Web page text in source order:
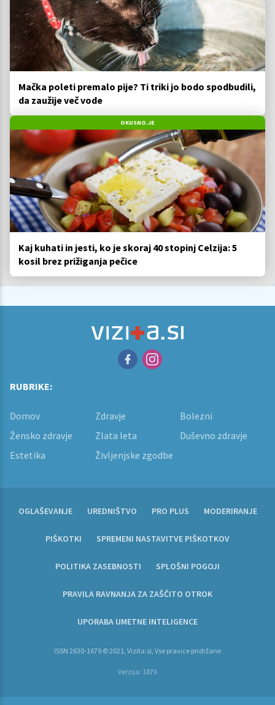
Mačka poleti premalo pije? Ti triki jo bodo spodbudili,
da zaužije več vode
OKUSNO.JE
Kaj kuhati in jesti, ko je skoraj 40 stopinj Celzija: 5
kosil brez prižiganja pečice
RUBRIKE:
Domov Zdravje
Bolezni
Žensko zdravje
Zlata leta
Duševno zdravje
Estetika
Življenjske zgodbe
OGLAŠEVANJE UREDNIŠTVO PRO PLUS MODERIRANJE
PIŠKOTKI SPREMENI NASTAVITVE PIŠKOTKOV
POLITIKA ZASEBNOSTI SPLOŠNI POGOJI
PRAVILA RAVNANJA ZA ZAŠČITO OTROK
UPORABA UMETNE INTELIGENCE
ISSN 2630-1679 © 2021, Vizita.si, Vse pravice pridržane
Verzija: 1876